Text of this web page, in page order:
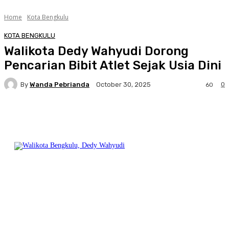
Home Kota Bengkulu
KOTA BENGKULU
Walikota Dedy Wahyudi Dorong
Pencarian Bibit Atlet Sejak Usia Dini
By Wanda Pebrianda October 30, 2025 0
60